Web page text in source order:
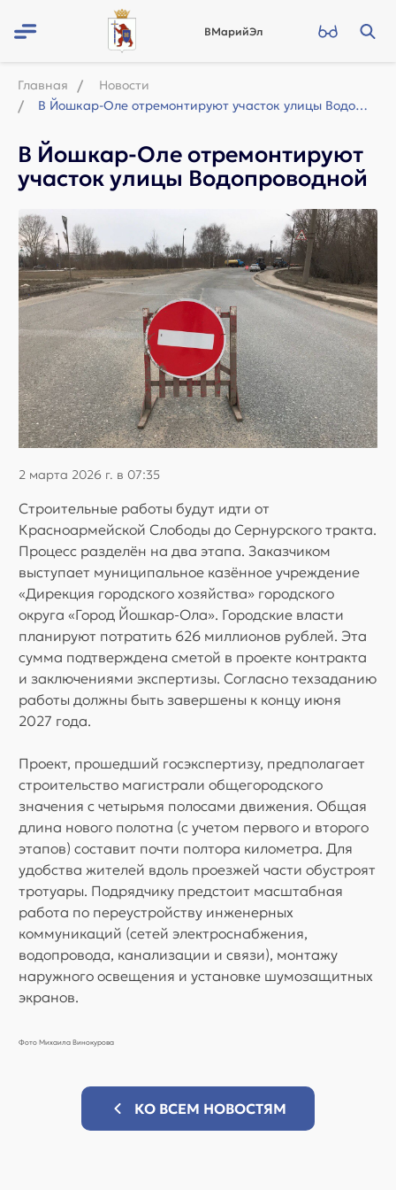
ВМарийЭл
Главная
Новости
В Йошкар-Оле отремонтируют участок улицы Водопроводной
В Йошкар-Оле отремонтируют
участок улицы Водопроводной
2 марта 2026 г. в 07:35
Строительные работы будут идти от
Красноармейской Слободы до Сернурского тракта.
Процесс разделён на два этапа. Заказчиком
выступает муниципальное казённое учреждение
«Дирекция городского хозяйства» городского
округа «Город Йошкар-Ола». Городские власти
планируют потратить 626 миллионов рублей. Эта
сумма подтверждена сметой в проекте контракта
и заключениями экспертизы. Согласно техзаданию
работы должны быть завершены к концу июня
2027 года.
Проект, прошедший госэкспертизу, предполагает
строительство магистрали общегородского
значения с четырьмя полосами движения. Общая
длина нового полотна (с учетом первого и второго
этапов) составит почти полтора километра. Для
удобства жителей вдоль проезжей части обустроят
тротуары. Подрядчику предстоит масштабная
работа по переустройству инженерных
коммуникаций (сетей электроснабжения,
водопровода, канализации и связи), монтажу
наружного освещения и установке шумозащитных
экранов.
Фото Михаила Винокурова
КО ВСЕМ НОВОСТЯМ